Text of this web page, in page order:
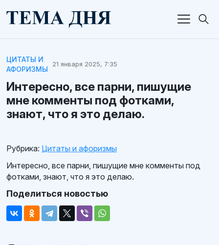
ЦИТАТЫ И
АФОРИЗМЫ
21 января 2025, 7:35
Интересно, все парни, пишущие
мне комменты под фотками,
знают, что я это делаю.
Рубрика: Цитаты и афоризмы
Интересно, все парни, пишущие мне комменты под
фотками, знают, что я это делаю.
Поделиться новостью